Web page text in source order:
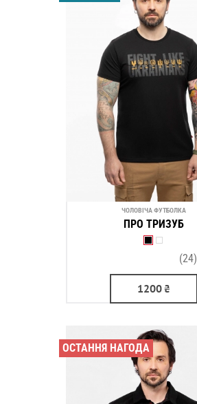
ЧОЛОВІЧА ФУТБОЛКА
ПРО ТРИЗУБ
(24)
1200₴
ОСТАННЯ НАГОДА